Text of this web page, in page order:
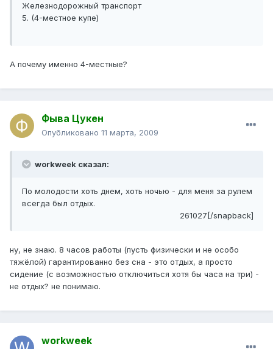
Железнодорожный транспорт
5. (4-местное купе)
А почему именно 4-местные?
Фыва Цукен
Опубликовано 11 марта, 2009
workweek сказал:
По молодости хоть днем, хоть ночью - для меня за рулем
всегда был отдых.
261027[/snapback]
ну, не знаю. 8 часов работы (пусть физически и не особо
тяжёлой) гарантированно без сна - это отдых, а просто
сидение (с возможностью отключиться хотя бы часа на три) -
не отдых? не понимаю.
workweek